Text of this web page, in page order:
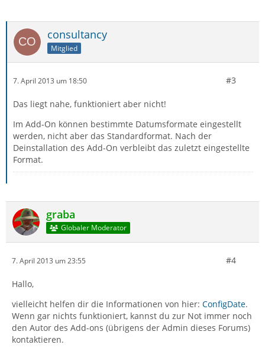
consultancy
Mitglied
7. April 2013 um 18:50 #3
Das liegt nahe, funktioniert aber nicht!
Im Add-On können bestimmte Datumsformate eingestellt
werden, nicht aber das Standardformat. Nach der
Deinstallation des Add-On verbleibt das zuletzt eingestellte
Format.
graba
Globaler Moderator
7. April 2013 um 23:55 #4
Hallo,
vielleicht helfen dir die Informationen von hier: ConfigDate.
Wenn gar nichts funktioniert, kannst du zur Not immer noch
den Autor des Add-ons (übrigens der Admin dieses Forums)
kontaktieren.